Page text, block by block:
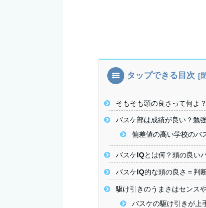
タップできる目次
そもそも頭の良さって何よ？
バスケ部は成績が良い？勉
偏差値の高い学校のバ
バスケIQとは何？頭の良い
バスケIQ的な頭の良さ＝判
駆け引きのうまさはセンス
バスケの駆け引きが上